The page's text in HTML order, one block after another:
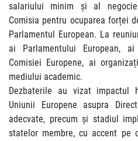
salariului minim și al
Comisia pentru ocuparea forței
Parlamentul European. La
ai Parlamentului European,
Comisiei Europene, ai
mediului academic.
Dezbaterile au vizat
Uniunii Europene asupra
adecvate, precum și stadiul
statelor membre, cu accent pe